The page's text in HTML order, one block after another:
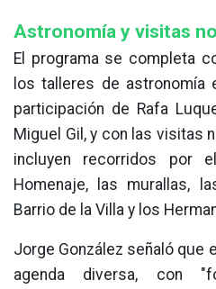
Astronomía y visitas
El programa se completa
los talleres de astronomía
participación de Rafa
Miguel Gil, y con las visitas
incluyen recorridos por
Homenaje, las murallas,
Barrio de la Villa y los
Jorge González señaló que
agenda diversa, con